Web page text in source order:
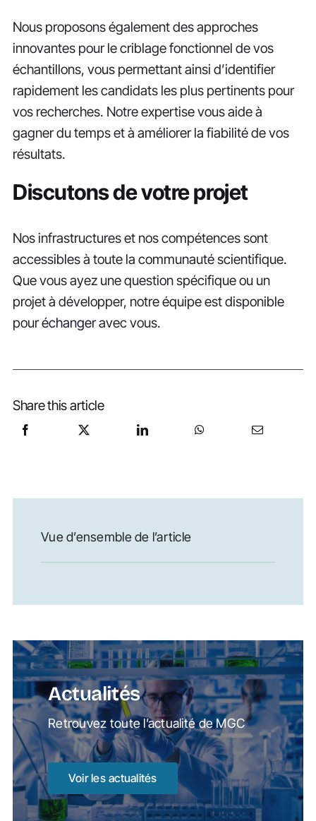
Nous proposons également des approches
innovantes pour le criblage fonctionnel de vos
échantillons, vous permettant ainsi d’identifier
rapidement les candidats les plus pertinents pour
vos recherches. Notre expertise vous aide à
gagner du temps et à améliorer la fiabilité de vos
résultats.
Discutons de votre projet
Nos infrastructures et nos compétences sont
accessibles à toute la communauté scientifique.
Que vous ayez une question spécifique ou un
projet à développer, notre équipe est disponible
pouréchangeravec vous.
Share this article
Vue d’ensemble de l’article
Actualités
Retrouvez toute l’actualité de MGC
Voir les actualités